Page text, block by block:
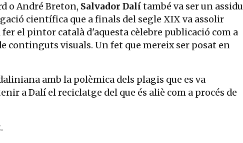
o André Breton, Salvador Dalítambé va ser un assidu
científica que a finals del segle XIX va assolir
el pintor català d'aquesta cèlebre publicació com a
visuals. Un fet que mereix ser posat en
amb la polèmica dels plagis que es va
a Dalí el reciclatge del que és aliè com a procés de
.